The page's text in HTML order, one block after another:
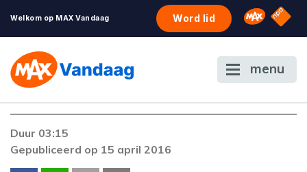
Welkom op MAX Vandaag Word lid Omroep
NPO
menu
Duur 03:15
Gepubliceerd op 15 april 2016